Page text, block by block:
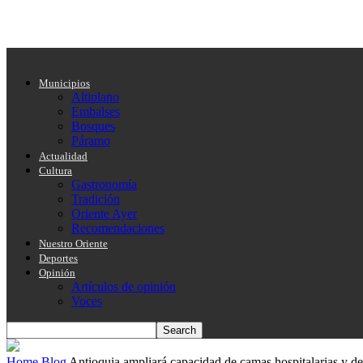
Municipios
Altiplano
Embalses
Bosques
Páramo
Actualidad
Cultura
Gastronomía
Tradición
Oriente Ayer
Recomendaciones
Nuestro Oriente
Deportes
Opinión
Artículos de opinión
Voces